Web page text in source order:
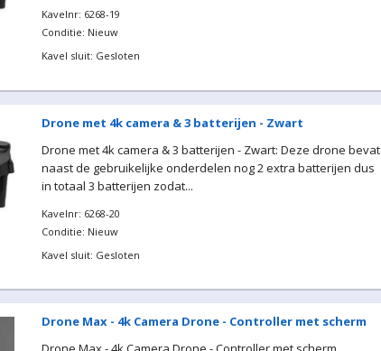
Kavelnr: 6268-19
Conditie: Nieuw
Kavel sluit: Gesloten
Drone met 4k camera & 3 batterijen - Zwart
Drone met 4k camera & 3 batterijen - Zwart: Deze drone bevat
naast de gebruikelijke onderdelen nog 2 extra batterijen dus
in totaal 3 batterijen zodat...
Kavelnr: 6268-20
Conditie: Nieuw
Kavel sluit: Gesloten
Drone Max - 4k Camera Drone - Controller met scherm